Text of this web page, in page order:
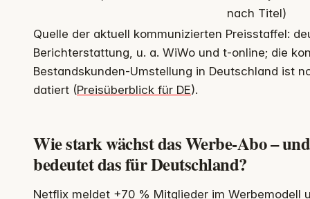
nach Titel)
Quelle der aktuell kommunizierten Preisstaffel:
Berichterstattung, u. a. WiWo und t‑online; die
Bestandskunden-Umstellung in Deutschland ist
datiert (Preisüberblick für DE).
Wie stark wächst das Werbe-Abo –
bedeutet das für Deutschland?
Netflix meldet +70 % Mitglieder im Werbemodell